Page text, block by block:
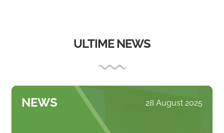
ULTIME NEWS
NEWS 28 August 2025